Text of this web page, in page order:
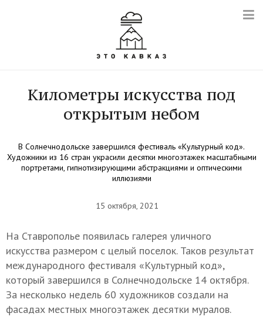
Километры искусства под
открытым небом
В Солнечнодольске завершился фестиваль «Культурный код».
Художники из 16 стран украсили десятки многоэтажек масштабными
портретами, гипнотизирующими абстракциями и оптическими
иллюзиями
15 октября, 2021
На Ставрополье появилась галерея уличного
искусства размером с целый поселок. Таков результат
международного фестиваля «Культурный код»,
который завершился в Солнечнодольске 14 октября.
За несколько недель 60 художников создали на
фасадах местных многоэтажек десятки муралов.